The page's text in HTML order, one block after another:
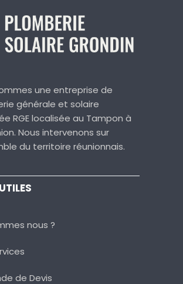
une entreprise de
générale et solaire
RGE localisée au Tampon à
Nous intervenons sur
du territoire réunionnais.
nous ?
de Devis